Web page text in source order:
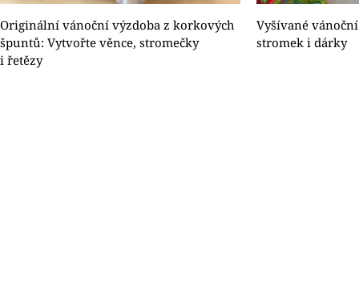
Originální vánoční výzdoba z korkových
špuntů: Vytvořte věnce, stromečky
i řetězy
Vyšívané
stromek i dárky